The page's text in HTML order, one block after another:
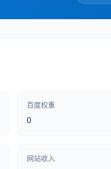
百度权重
0
网站收入